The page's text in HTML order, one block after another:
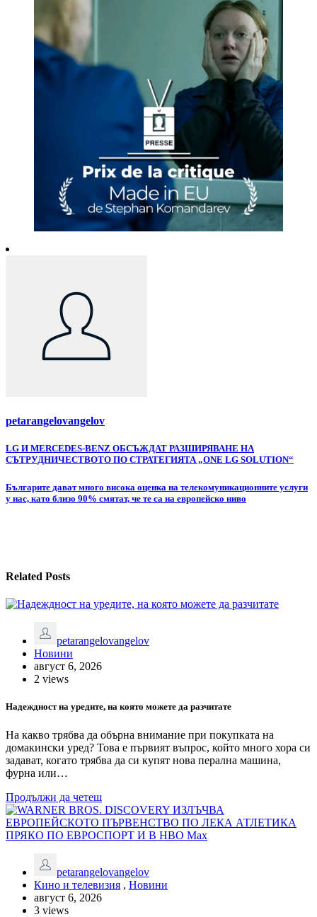
petarangelovangelov
Навигация
LG И MERCEDES-BENZ ОБСЪЖДАТ РАЗШИРЯВАНЕ НА
СЪТРУДНИЧЕСТВОТО ПО СТРАТЕГИЯТА „ONE LG SOLUTION“
Българите дават много висока оценка на телекомуникационните услуги
у нас, като близо 90% смятат, че те са на европейско ниво
Related Posts
petarangelovangelov
Новини
август 6, 2026
2 views
Надеждност на уредите, на която можете да разчитате
На какво трябва да обърна внимание при покупката на
домакински уред? Това е първият въпрос, който много хора си
задават, когато трябва да си купят нова перална машина,
фурна или…
Продължи да четеш
petarangelovangelov
Кино и телевизия , Новини
август 6, 2026
3 views